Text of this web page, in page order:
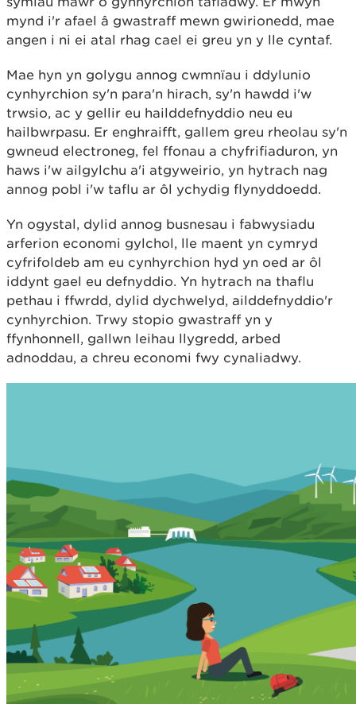
mynd i'r afael â gwastraff mewn gwirionedd, mae
angen i ni ei atal rhag cael ei greu yn y lle cyntaf.
Mae hyn yn golygu annog cwmnïau i ddylunio
cynhyrchion sy'n para'n hirach, sy'n hawdd i'w
trwsio, ac y gellir eu hailddefnyddio neu eu
hailbwrpasu. Er enghraifft, gallem greu rheolau sy'n
gwneud electroneg, fel ffonau a chyfrifiaduron, yn
haws i'w ailgylchu a'i atgyweirio, yn hytrach nag
annog pobl i'w taflu ar ôl ychydig flynyddoedd.
Yn ogystal, dylid annog busnesau i fabwysiadu
arferion economi gylchol, lle maent yn cymryd
cyfrifoldeb am eu cynhyrchion hyd yn oed ar ôl
iddynt gael eu defnyddio. Yn hytrach na thaflu
pethau i ffwrdd, dylid dychwelyd, ailddefnyddio'r
cynhyrchion. Trwy stopio gwastraff yn y
ffynhonnell, gallwn leihau llygredd, arbed
adnoddau, a chreu economi fwy cynaliadwy.